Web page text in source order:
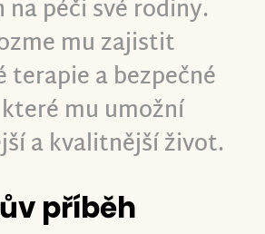
na péči své rodiny.
mu zajistit
terapie a bezpečné
mu umožní
a kvalitnější život.
příběh